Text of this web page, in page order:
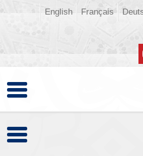
Français
English